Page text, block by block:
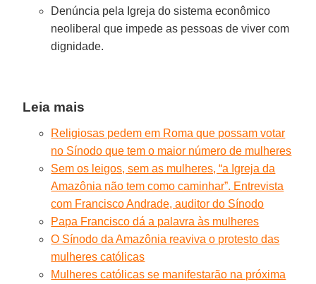
Denúncia pela Igreja do sistema econômico
neoliberal que impede as pessoas de viver com
dignidade.
Leia mais
Religiosas pedem em Roma que possam votar
no Sínodo que tem o maior número de mulheres
Sem os leigos, sem as mulheres, “a Igreja da
Amazônia não tem como caminhar”. Entrevista
com Francisco Andrade, auditor do Sínodo
Papa Francisco dá a palavra às mulheres
O Sínodo da Amazônia reaviva o protesto das
mulheres católicas
Mulheres católicas se manifestarão na próxima